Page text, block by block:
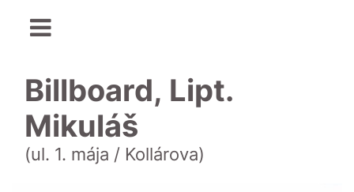
Billboard, Lipt.
Mikuláš
(ul. 1. mája / Kollárova)